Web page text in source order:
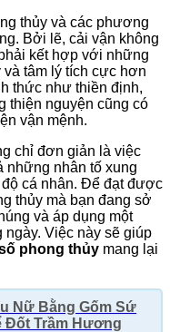
thủy và các phương
Bởi lẽ, cải vận không
kết hợp với những
và tâm lý tích cực hơn
thức như thiền định,
thiện nguyện cũng có
vận mệnh.
chỉ đơn giản là việc
những nhân tố xung
cá nhân. Để đạt được
thủy mà bạn đang sở
và áp dụng một
ngày. Việc này sẽ giúp
phong thủy mang lại
Nữ Bằng Gốm Sứ
Đốt Trầm Hương